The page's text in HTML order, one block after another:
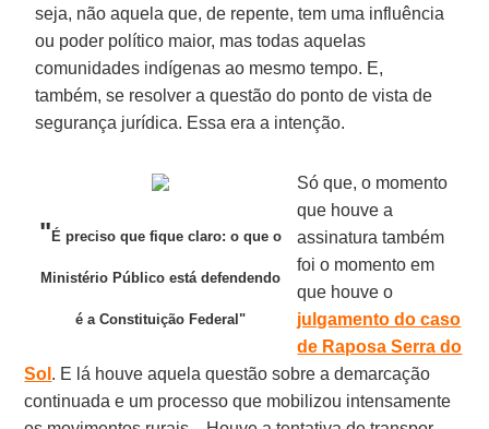
seja, não aquela que, de repente, tem uma influência
ou poder político maior, mas todas aquelas
comunidades indígenas ao mesmo tempo. E,
também, se resolver a questão do ponto de vista de
segurança jurídica. Essa era a intenção.
"É preciso que fique claro: o que o
Ministério Público está defendendo
é a Constituição Federal"
Só que, o momento
que houve a
assinatura também
foi o momento em
que houve o
julgamento do caso
de Raposa Serra do
Sol . E lá houve aquela questão sobre a demarcação
continuada e um processo que mobilizou intensamente